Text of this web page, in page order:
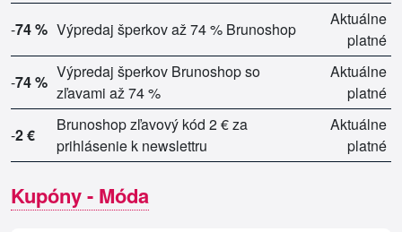
-74 % Výpredaj šperkov až 74 % Brunoshop
Aktuálne
platné
-74 %
Výpredaj šperkov Brunoshop so
zľavami až 74 %
Aktuálne
platné
-2 €
Brunoshop zľavový kód 2 € za
prihlásenie k newslettru
Aktuálne
platné
Kupóny - Móda